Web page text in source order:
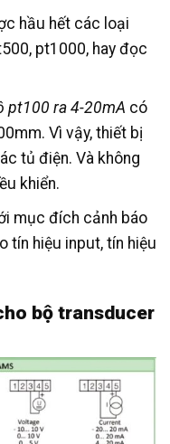
hầu hết các loại
pt1000, hay đọc
pt100 ra 4-20mA có
Vì vậy, thiết bị
tủ điện. Và không
khiển.
mục đích cảnh báo
tín hiệu input, tín hiệu
bộ transducer